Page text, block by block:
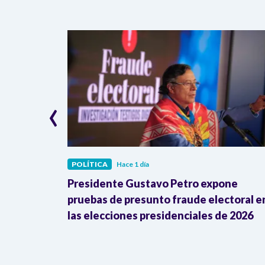
POLÍTICA Hace 1 día
Presidente Gustavo Petro expone
pruebas de presunto fraude electoral
las elecciones presidenciales de 2026
‹